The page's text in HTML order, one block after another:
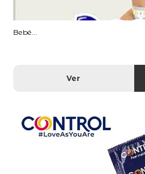
Bebé...
Ver